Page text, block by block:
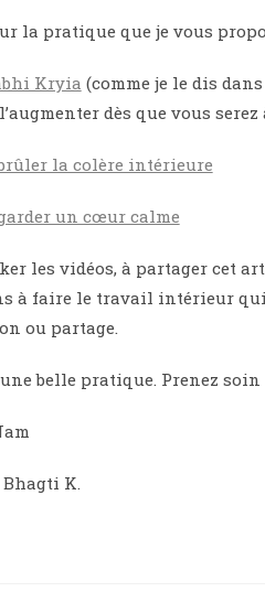
la pratique que je vous
Kryia (comme je le dis
dès que vous serez
la colère intérieure
un cœur calme
les vidéos, à partager cet
à faire le travail intérieur qui
ou partage.
belle pratique. Prenez soin
K.